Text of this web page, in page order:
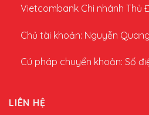
Vietcombank Chi nhánh Thủ
Chủ tài khoản: Nguyễn
Cú pháp chuyển khoản: Số
LIÊN HỆ